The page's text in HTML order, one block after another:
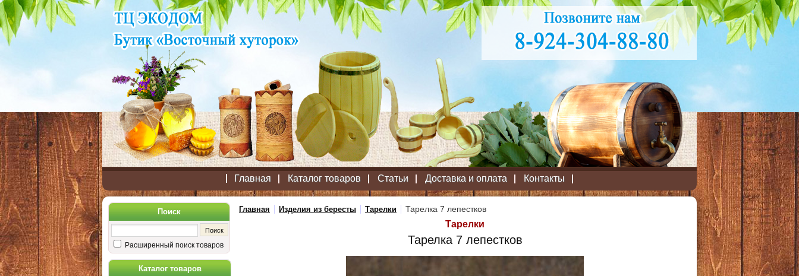
Главная Каталог товаров Статьи Доставка и оплата Контакты
Поиск
Расширенный поиск товаров
Каталог товаров
Главная Изделия из бересты Тарелки Тарелка 7 лепестков
Тарелки
Тарелка 7 лепестков